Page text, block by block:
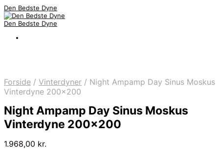
Den Bedste Dyne
Den Bedste Dyne
Forside / Vinterdyner / Night Ampamp Day Sinus Moskus
Vinterdyne 200×200
Night Ampamp Day Sinus Moskus
Vinterdyne 200×200
1.968,00 kr.